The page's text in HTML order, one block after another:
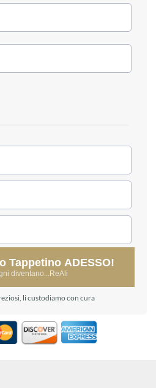
Tappetino ADESSO!
diventano...ReAli
li custodiamo con cura